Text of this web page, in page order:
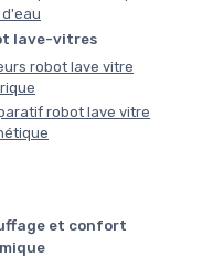
lave-vitres
robot lave vitre
robot lave vitre
et confort